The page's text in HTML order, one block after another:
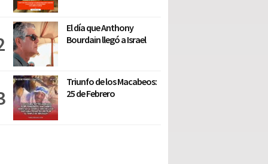
El día que Anthony
Bourdain llegó a Israel
Triunfo de los Macabeos:
25 de Febrero